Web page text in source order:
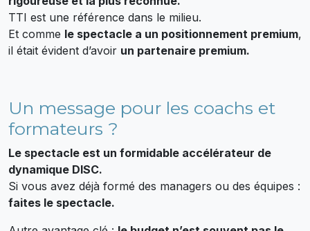
TTI est une référence dans le milieu.
Et comme le spectacle a un positionnement premium,
il était évident d’avoir un partenaire premium.
Un message pour les coachs et
formateurs ?
Le spectacle est un formidable accélérateur de
dynamique DISC.
Si vous avez déjà formé des managers ou des équipes :
faites le spectacle.